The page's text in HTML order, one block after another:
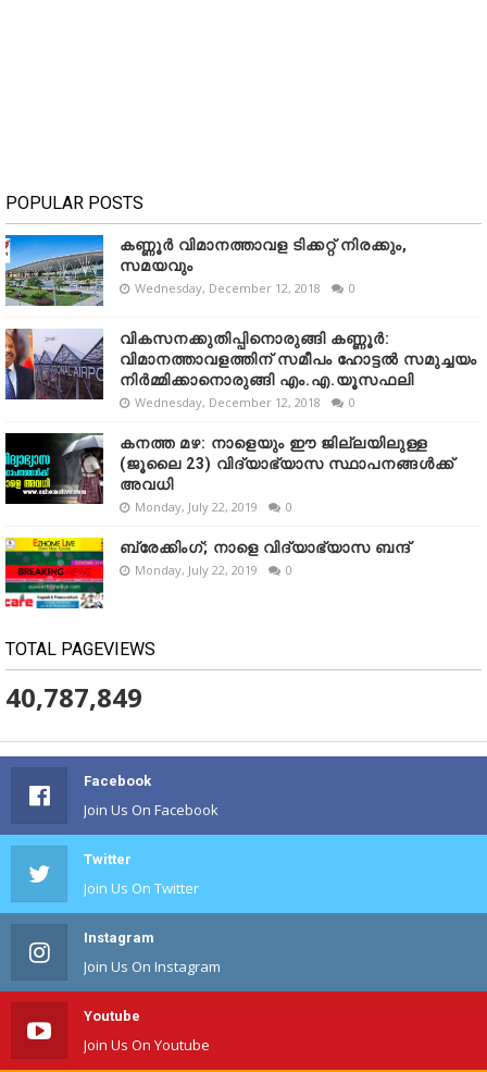
POPULAR POSTS
കണ്ണൂർ വിമാനത്താവള ടിക്കറ്റ് നിരക്കും,
സമയവും
Wednesday, December 12, 2018 0
വികസനക്കുതിപ്പിനൊരുങ്ങി കണ്ണൂർ:
വിമാനത്താവളത്തിന് സമീപം ഹോട്ടൽ സമുച്ചയം
നിർമ്മിക്കാനൊരുങ്ങി എം.എ.യൂസഫലി
Wednesday, December 12, 2018 0
കനത്ത മഴ: നാളെയും ഈ ജില്ലയിലുള്ള
(ജൂലൈ 23) വിദ്യാഭ്യാസ സ്ഥാപനങ്ങൾക്ക്
അവധി
Monday, July 22, 2019 0
ബ്രേക്കിംഗ്; നാളെ വിദ്യാഭ്യാസ ബന്ദ്
Monday, July 22, 2019 0
TOTAL PAGEVIEWS
40,787,849
Facebook
Join Us On Facebook
Twitter
Join Us On Twitter
Instagram
Join Us On Instagram
Youtube
Join Us On Youtube